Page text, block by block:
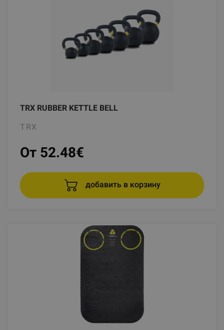
TRX RUBBER KETTLE BELL
TRX
От 52.48€
добавить в корзину